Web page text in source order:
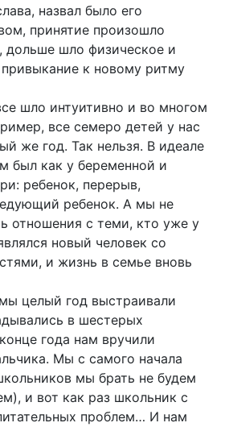
назвал было его
принятие произошло
дольше шло физическое и
привыкание к новому ритму
шло интуитивно и во многом
все семеро детей у нас
же год. Так нельзя. В идеале
был как у беременной и
ребенок, перерыв,
ребенок. А мы не
отношения с теми, кто уже у
новый человек со
и жизнь в семье вновь
целый год выстраивали
в шестерых
года нам вручили
Мы с самого начала
мы брать не будем
и вот как раз школьник с
проблем… И нам